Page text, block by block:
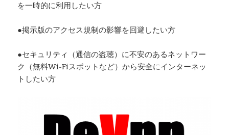
を一時的に利用したい方
●掲示版のアクセス規制の影響を回避したい方
●セキュリティ（通信の盗聴）に不安のあるネットワー
ク（無料Wi-Fiスポットなど）から安全にインターネッ
トしたい方